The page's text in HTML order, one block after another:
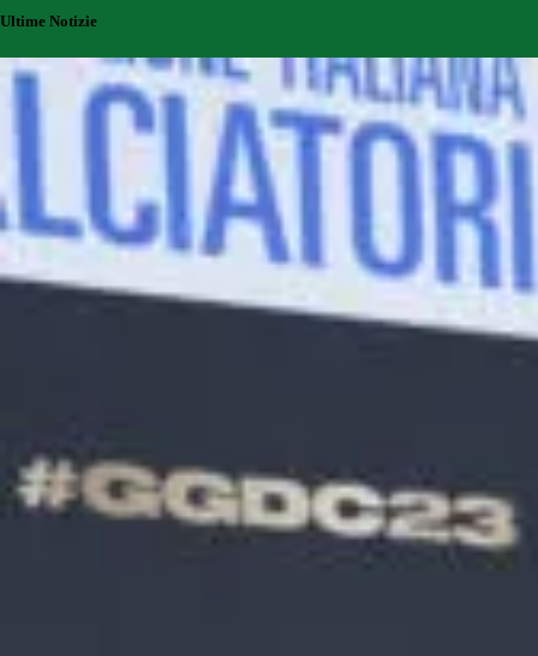
Ultime Notizie